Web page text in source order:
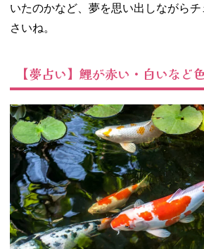
の診断
03. 【夢占い】鯉
− 夢占い‐鯉
が大きい、
小さい
− 夢占い‐鯉
が驚くほど
巨大に太っ
ている
04. 【夢占い】鯉
の状況で診断
− 夢占い‐鯉
が跳ねる
いたのかなど、夢を思い出しながら
さいね。
【夢占い】鯉が赤い・白いなど